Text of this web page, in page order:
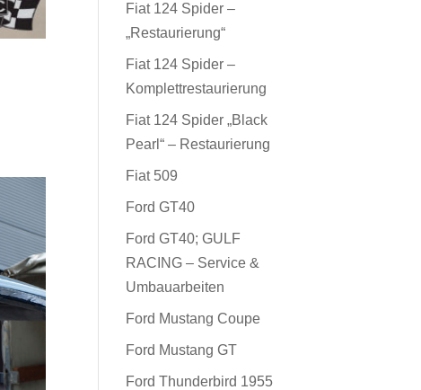
Fiat 124 Spider –
„Restaurierung“
Fiat 124 Spider –
Komplettrestaurierung
Fiat 124 Spider „Black
Pearl“ – Restaurierung
Fiat 509
Ford GT40
Ford GT40; GULF
RACING – Service &
Umbauarbeiten
Ford Mustang Coupe
Ford Mustang GT
Ford Thunderbird 1955